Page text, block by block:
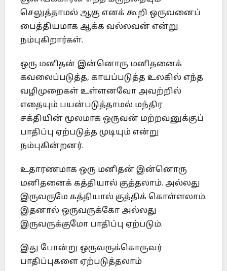
செலுத்தாமல் ஆகு எனக் கூறி ஒருவனைப்
பைத்தியமாக ஆக்க வல்லவன் என்று
நம்புகிறார்கள்.
ஒரு மனிதன் இன்னொரு மனிதனைக்
கவலைப்படுத்த, காயப்படுத்த உலகில் எந்த
வழிமுறைகள் உள்ளனவோ அவற்றில்
எதையும் பயன்படுத்தாமல் மந்திர
சக்தியின் மூலமாக ஒருவன் மற்றவனுக்குப்
பாதிப்பு ஏற்படுத்த முடியும் என்று
நம்புகின்றனர்.
உதாரணமாக ஒரு மனிதன் இன்னொரு
மனிதனைக் கத்தியால் குத்தலாம். அல்லது
இருவருமே கத்தியால் குத்திக் கொள்ளலாம்.
இதனால் ஒருவருக்கோ அல்லது
இருவருக்குமோ பாதிப்பு ஏற்படும்.
இது போன்று ஒருவருக்கொருவர்
பாதிப்புகளை ஏற்படுத்தலாம்